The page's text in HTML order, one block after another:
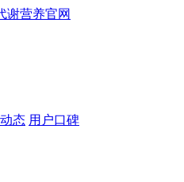
态 用户口碑